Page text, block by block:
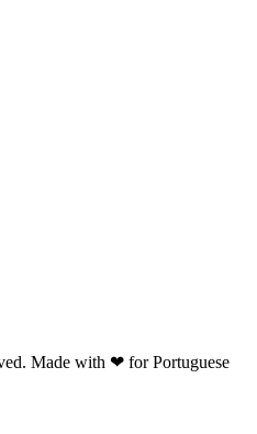
Made with ❤ for Portuguese